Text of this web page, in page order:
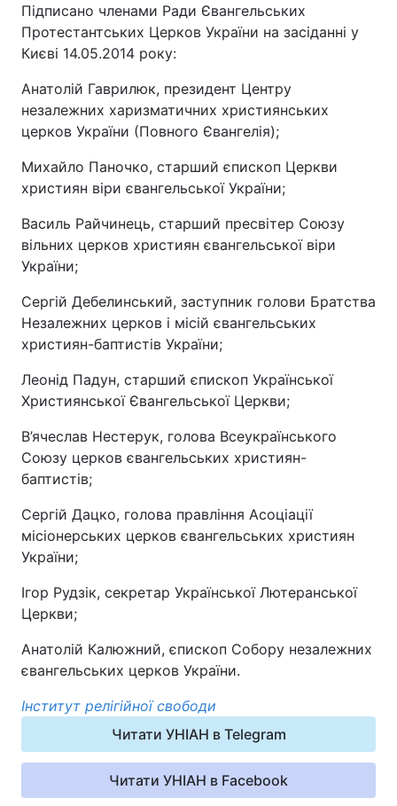
Підписано членами Ради Євангельських
Протестантських Церков України на засіданні у
Києві 14.05.2014 року:
Анатолій Гаврилюк, президент Центру
незалежних харизматичних християнських
церков України (Повного Євангелія);
Михайло Паночко, старший єпископ Церкви
християн віри євангельської України;
Василь Райчинець, старший пресвітер Союзу
вільних церков християн євангельської віри
України;
Сергій Дебелинський, заступник голови Братства
Незалежних церков і місій євангельських
християн-баптистів України;
Леонід Падун, старший єпископ Української
Християнської Євангельської Церкви;
В’ячеслав Нестерук, голова Всеукраїнського
Союзу церков євангельських християн-
баптистів;
Сергій Дацко, голова правління Асоціації
місіонерських церков євангельських християн
України;
Ігор Рудзік, секретар Української Лютеранської
Церкви;
Анатолій Калюжний, єпископ Собору незалежних
євангельських церков України.
Інститут релігійної свободи
Читати УНІАН в Telegram
Читати УНІАН в Facebook